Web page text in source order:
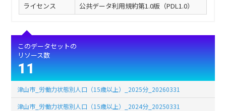
ライセンス
公共データ利用規約第1.0版（PDL1.0）
このデータセットの
リソース数
11
津山市_労働力状態別人口（15歳以上）_2025分_20260331
津山市_労働力状態別人口（15歳以上）_2024分_20250331